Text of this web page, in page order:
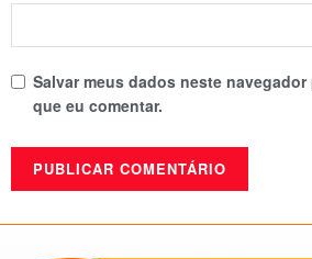
Salvar meus dados neste navegador
que eu comentar.